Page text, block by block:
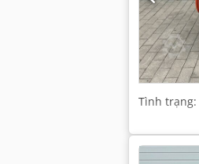
Tình trạng: